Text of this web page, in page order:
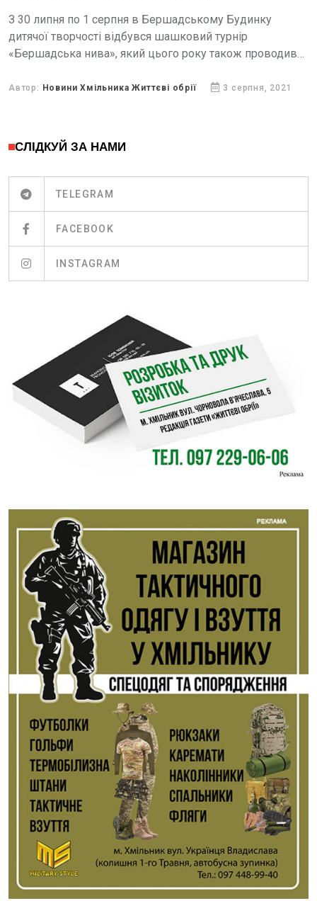
З 30 липня по 1 серпня в Бершадському Будинку
дитячої творчості відбувся шашковий турнір
«Бершадська нива», який цього року також проводився
Автор: Новини Хмільника Життєві обрії 3 серпня, 2021
СЛІДКУЙ ЗА НАМИ
TELEGRAM
FACEBOOK
INSTAGRAM